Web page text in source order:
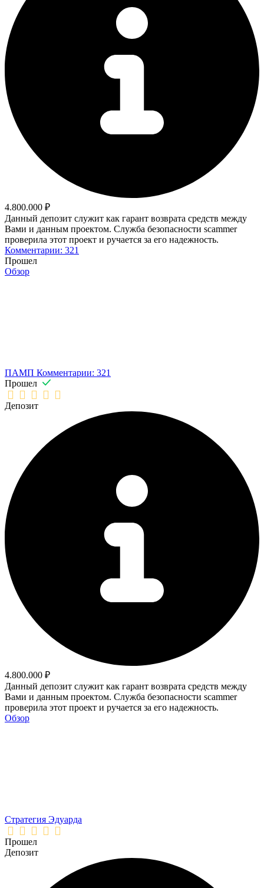
4.800.000 ₽
Данный депозит служит как гарант возврата средств между
Вами и данным проектом. Служба безопасности scammer
проверила этот проект и ручается за его надежность.
Комментарии: 321
Прошел
Обзор
ПАМП Комментарии: 321
Прошел
Депозит
4.800.000 ₽
Данный депозит служит как гарант возврата средств между
Вами и данным проектом. Служба безопасности scammer
проверила этот проект и ручается за его надежность.
Обзор
Стратегия Эдуарда
Прошел
Депозит